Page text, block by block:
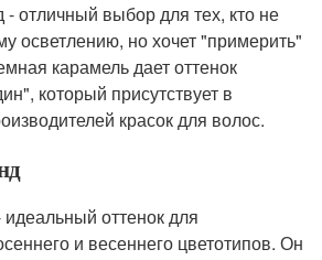
отличный выбор для тех, кто не
осветлению, но хочет "примерить"
карамель дает оттенок
который присутствует в
красок для волос.
оттенок для
и весеннего цветотипов. Он